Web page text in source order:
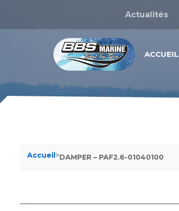
Actualités
ACCUEIL
Accueil>DAMPER – PAF2.6-01040100